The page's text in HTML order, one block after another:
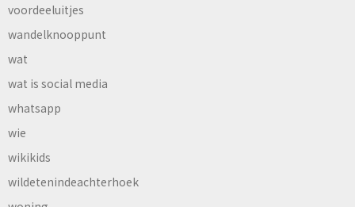
voordeeluitjes
wandelknooppunt
wat
wat is social media
whatsapp
wie
wikikids
wildetenindeachterhoek